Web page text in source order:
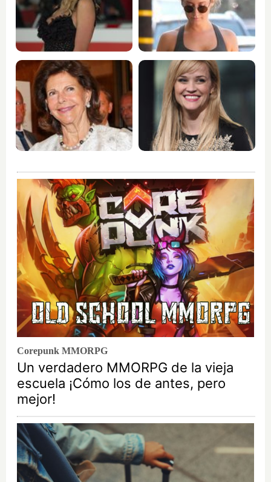
Corepunk MMORPG
Un verdadero MMORPG de la vieja
escuela ¡Cómo los de antes, pero
mejor!